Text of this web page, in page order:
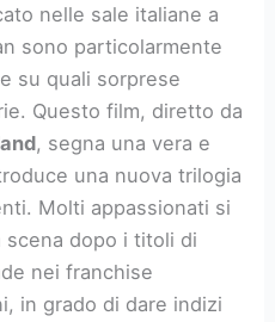
nelle sale italiane a
sono particolarmente
su quali sorprese
Questo film, diretto da
, segna una vera e
una nuova trilogia
Molti appassionati si
scena dopo i titoli di
nei franchise
in grado di dare indizi